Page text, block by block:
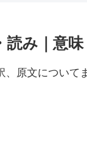
み｜意
原文について